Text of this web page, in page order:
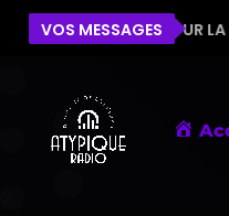
VOS MESSAGES
POUR LA BONNE